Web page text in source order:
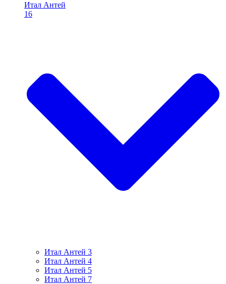
Итал Антей
16
Итал Антей 3
Итал Антей 4
Итал Антей 5
Итал Антей 7